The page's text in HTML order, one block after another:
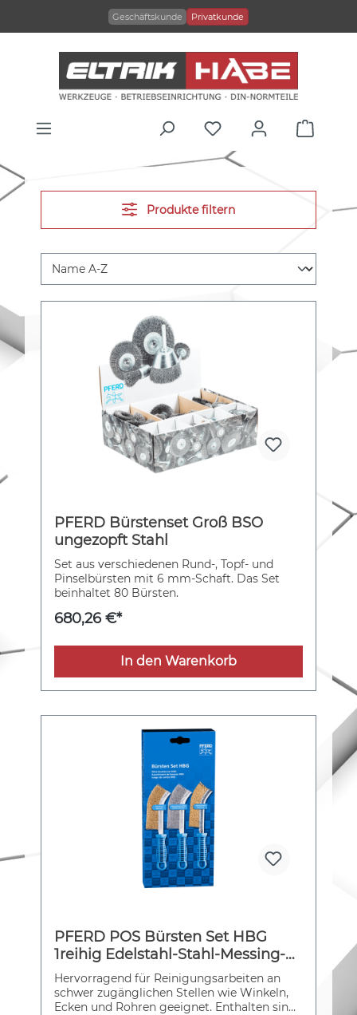
Geschäftskunde Privatkunde
Produkte filtern
PFERD Bürstenset Groß BSO
ungezopft Stahl
Set aus verschiedenen Rund-, Topf- und
Pinselbürsten mit 6 mm-Schaft. Das Set
beinhaltet 80 Bürsten.
680,26 €*
In den Warenkorb
PFERD POS Bürsten Set HBG
1reihig Edelstahl-Stahl-Messing-
Draht-Ø0,30
Hervorragend für Reinigungsarbeiten an
schwer zugänglichen Stellen wie Winkeln,
Ecken und Rohren geeignet. Enthalten sind